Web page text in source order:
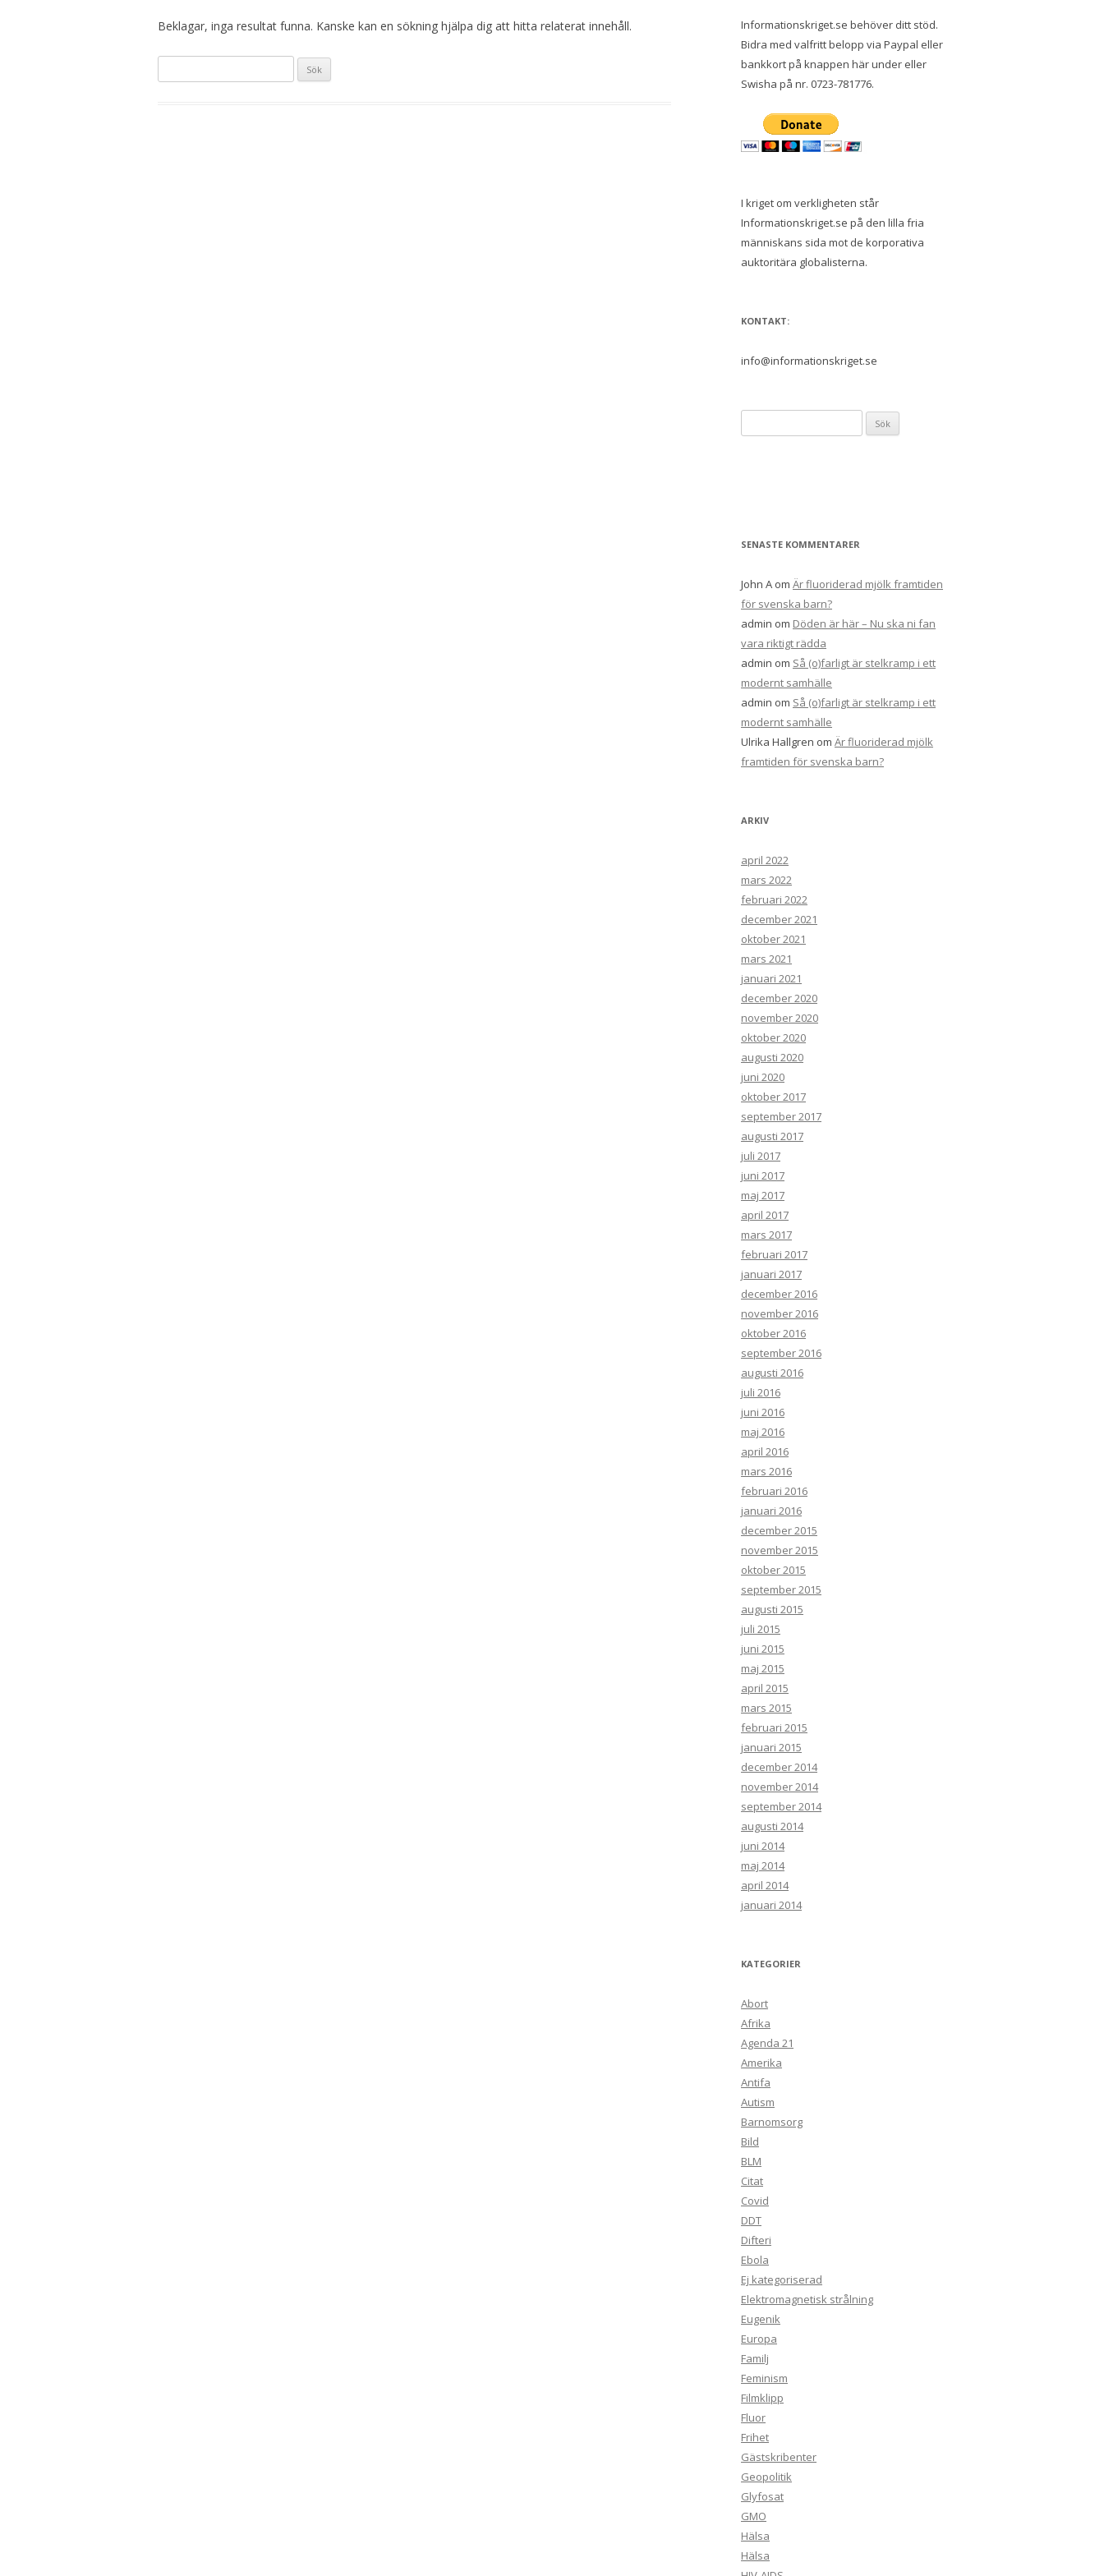
Beklagar, inga resultat funna. Kanske kan en sökning hjälpa dig att hitta relaterat innehåll.
efter:
Informationskriget.se behöver ditt stöd.
Bidra med valfritt belopp via Paypal eller
bankkort på knappen här under eller
Swisha på nr. 0723-781776.
I kriget om verkligheten står
Informationskriget.se på den lilla fria
människans sida mot de korporativa
auktoritära globalisterna.
KONTAKT:
info@informationskriget.se
efter:
SENASTE KOMMENTARER
John A om Är fluoriderad mjölk framtiden
för svenska barn?
admin om Döden är här – Nu ska ni fan
vara riktigt rädda
admin om Så (o)farligt är stelkramp i ett
modernt samhälle
admin om Så (o)farligt är stelkramp i ett
modernt samhälle
Ulrika Hallgren om Är fluoriderad mjölk
framtiden för svenska barn?
ARKIV
april 2022
mars 2022
februari 2022
december 2021
oktober 2021
mars 2021
januari 2021
december 2020
november 2020
oktober 2020
augusti 2020
juni 2020
oktober 2017
september 2017
augusti 2017
juli 2017
juni 2017
maj 2017
april 2017
mars 2017
februari 2017
januari 2017
december 2016
november 2016
oktober 2016
september 2016
augusti 2016
juli 2016
juni 2016
maj 2016
april 2016
mars 2016
februari 2016
januari 2016
december 2015
november 2015
oktober 2015
september 2015
augusti 2015
juli 2015
juni 2015
maj 2015
april 2015
mars 2015
februari 2015
januari 2015
december 2014
november 2014
september 2014
augusti 2014
juni 2014
maj 2014
april 2014
januari 2014
KATEGORIER
Abort
Afrika
Agenda 21
Amerika
Antifa
Autism
Barnomsorg
Bild
BLM
Citat
Covid
DDT
Difteri
Ebola
Ej kategoriserad
Elektromagnetisk strålning
Eugenik
Europa
Familj
Feminism
Filmklipp
Fluor
Frihet
Gästskribenter
Geopolitik
Glyfosat
GMO
Hälsa
Hälsa